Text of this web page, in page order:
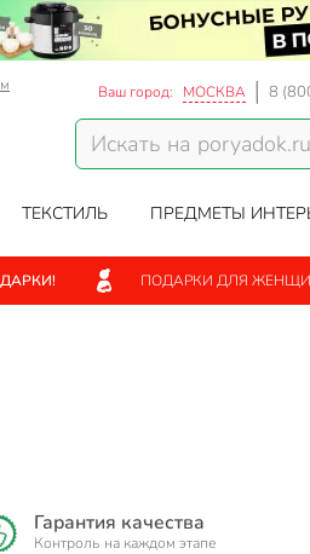
Ваш город: МОСКВА 8
ТЕКСТИЛЬ ПРЕДМЕТЫ
ПОДАРКИ ДЛЯ
Гарантия качества
Контроль на каждом этапе